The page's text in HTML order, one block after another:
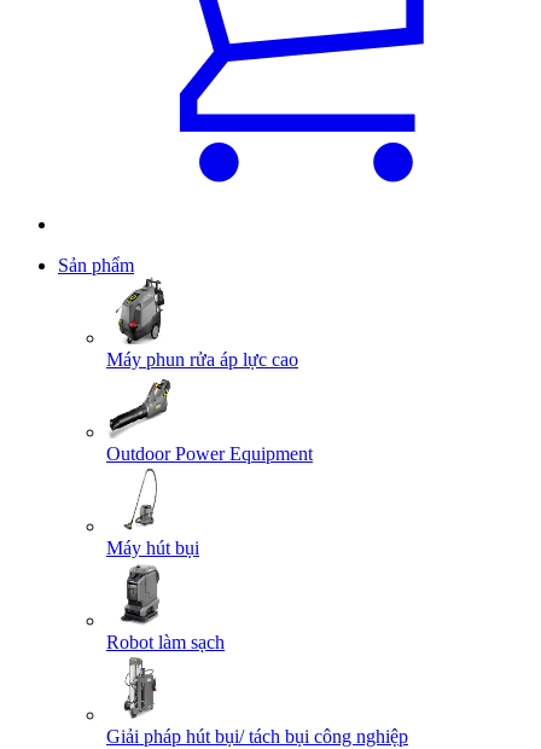
Sản phẩm
Máy phun rửa áp lực cao
Outdoor Power Equipment
Máy hút bụi
Robot làm sạch
Giải pháp hút bụi/ tách bụi công nghiệp